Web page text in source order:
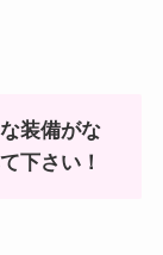
装備がな
下さい！